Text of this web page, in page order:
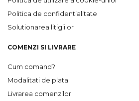
Politica de confidentialitate
Solutionarea litigiilor
COMENZI SI LIVRARE
Cum comand?
Modalitati de plata
Livrarea comenzilor